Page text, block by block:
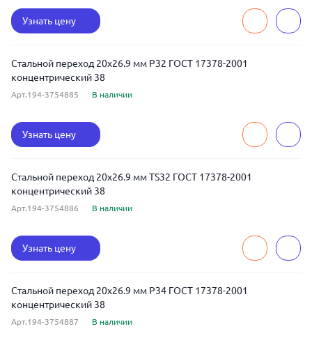
Узнать цену
Стальной переход 20x26.9 мм Р32 ГОСТ 17378-2001
концентрический 38
Арт.194-3754885 В наличии
Узнать цену
Стальной переход 20x26.9 мм TS32 ГОСТ 17378-2001
концентрический 38
Арт.194-3754886 В наличии
Узнать цену
Стальной переход 20x26.9 мм Р34 ГОСТ 17378-2001
концентрический 38
Арт.194-3754887 В наличии